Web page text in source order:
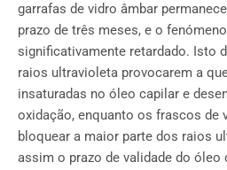
garrafas de vidro âmbar
prazo de três meses, e o
significativamente retardado. Isto
raios ultravioleta provocarem a
insaturadas no óleo capilar e
oxidação, enquanto os frascos de
bloquear a maior parte dos raios
assim o prazo de validade do óleo